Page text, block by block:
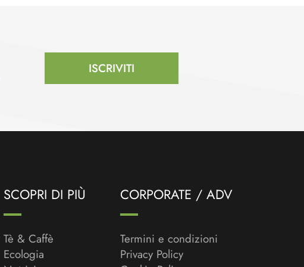
ISCRIVITI
SCOPRI DI PIÙ
Tè & Caffè
Ecologia
CORPORATE / ADV
Termini e condizioni
Privacy Policy